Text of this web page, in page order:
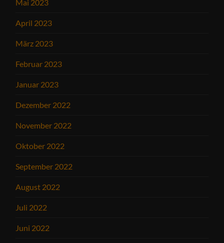
Mai 2023
April 2023
März 2023
Februar 2023
Januar 2023
Dezember 2022
November 2022
Oktober 2022
September 2022
August 2022
Juli 2022
Juni 2022